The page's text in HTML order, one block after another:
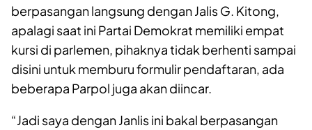
berpasangan langsung dengan Jalis G. Kitong,
apalagi saat ini Partai Demokrat memiliki empat
kursi di parlemen, pihaknya tidak berhenti sampai
disini untuk memburu formulir pendaftaran, ada
beberapa Parpol juga akan diincar.
“Jadi saya dengan Janlis ini bakal berpasangan